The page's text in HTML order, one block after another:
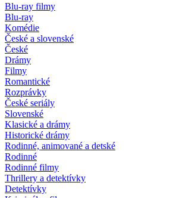
Blu-ray filmy
Blu-ray
Komédie
České a slovenské
České
Drámy
Filmy
Romantické
Rozprávky
České seriály
Slovenské
Klasické a drámy
Historické drámy
Rodinné, animované a detské
Rodinné
Rodinné filmy
Thrillery a detektívky
Detektívky